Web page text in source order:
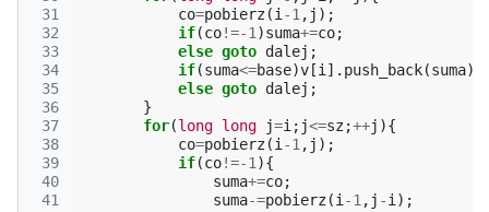
31
32
33
34
35
36
37
38
39
40
41
co=pobierz(i -1 , j );
if(co!=-1 )suma+=co;
else goto dalej ;
if(suma<=base)v [i ]. push_back(suma);
else goto dalej ;
}
for(long long j=i ; j<=sz;++j ){
co=pobierz(i -1 , j );
if(co!=-1 ){
suma+=co;
suma-=pobierz(i -1 , j -i );